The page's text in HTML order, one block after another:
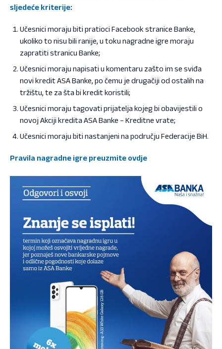
sljedeće kriterije:
Učesnici moraju biti pratioci Facebook stranice Banke,
ukoliko to nisu bili ranije, u toku nagradne igre moraju
zapratiti stranicu Banke;
Učesnici moraju napisati u komentaru zašto im se sviđa
novi kredit ASA Banke, po čemu je drugačiji od ostalih na
tržištu, te za šta bi kredit koristili;
Učesnici moraju tagovati prijatelja kojeg bi obavijestili o
novoj Akciji kredita ASA Banke – Kreditne vrate;
Učesnici moraju biti nastanjeni na području Federacije BiH.
Pravila nagradne igre preuzmite ovdje